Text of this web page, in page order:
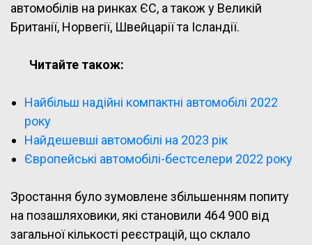
автомобілів на ринках ЄС, а також у Великій
Британії, Норвегії, Швейцарії та Ісландії.
Читайте також:
Найбільш надійні компактні автомобілі 2022
року
Найдешевші автомобілі на 2023 рік
Європейські автомобілі-бестселери 2022 року
Зростання було зумовлене збільшенням попиту
на позашляховики, які становили 464 900 від
загальної кількості реєстрацій, що склало